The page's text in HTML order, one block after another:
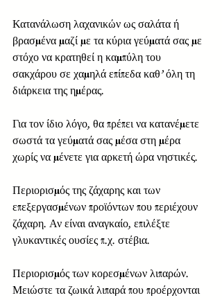
Κατανάλωση λαχανικών ως σαλάτα ή
βρασμένα μαζί με τα κύρια γεύματά σας με
στόχο να κρατηθεί η καμπύλη του
σακχάρου σε χαμηλά επίπεδα καθ’ όλη τη
διάρκεια της ημέρας.
Για τον ίδιο λόγο, θα πρέπει να κατανέμετε
σωστά τα γεύματά σας μέσα στη μέρα
χωρίς να μένετε για αρκετή ώρα νηστικές.
Περιορισμός της ζάχαρης και των
επεξεργασμένων προϊόντων που περιέχουν
ζάχαρη. Αν είναι αναγκαίο, επιλέξτε
γλυκαντικές ουσίες π.χ. στέβια.
Περιορισμός των κορεσμένων λιπαρών.
Μειώστε τα ζωικά λιπαρά που προέρχονται